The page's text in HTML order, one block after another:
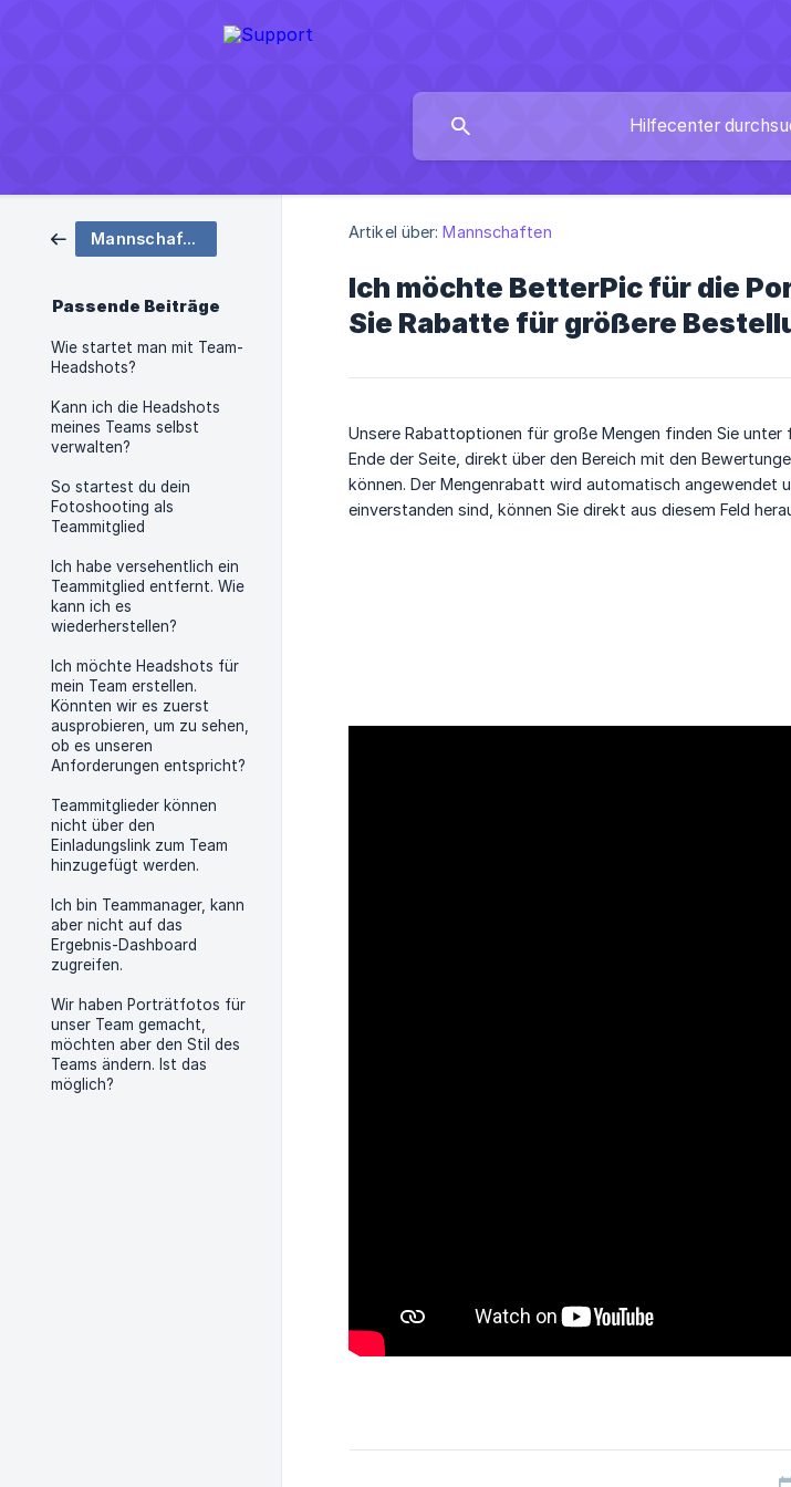
Mannschaften
Passende Beiträge
Wie startet man mit Team-
Headshots?
Kann ich die Headshots
meines Teams selbst
verwalten?
So startest du dein
Fotoshooting als
Teammitglied
Ich habe versehentlich ein
Teammitglied entfernt. Wie
kann ich es
wiederherstellen?
Ich möchte Headshots für
mein Team erstellen.
Könnten wir es zuerst
ausprobieren, um zu sehen,
ob es unseren
Anforderungen entspricht?
Teammitglieder können
nicht über den
Einladungslink zum Team
hinzugefügt werden.
Ich bin Teammanager, kann
aber nicht auf das
Ergebnis-Dashboard
zugreifen.
Wir haben Porträtfotos für
unser Team gemacht,
möchten aber den Stil des
Teams ändern. Ist das
möglich?
Artikel über: Mannschaften
Ich möchte BetterPic für die
Sie Rabatte für größere
Unsere Rabattoptionen für große Mengen finden Sie unter
Ende der Seite, direkt über den Bereich mit den
können. Der Mengenrabatt wird automatisch angewendet
einverstanden sind, können Sie direkt aus diesem Feld